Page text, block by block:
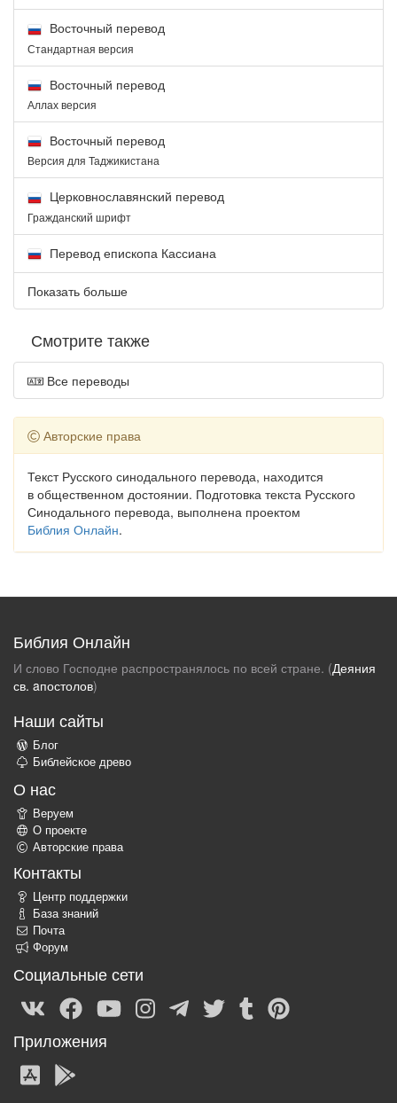
Восточный перевод
Стандартная версия
Восточный перевод
Аллах версия
Восточный перевод
Версия для Таджикистана
Церковнославянский перевод
Гражданский шрифт
Перевод епископа Кассиана
Показать больше
Смотрите также
Все переводы
Авторские права
Текст Русского синодального перевода, находится
в общественном достоянии. Подготовка текста Русского
Синодального перевода, выполнена проектом
Библия Онлайн.
Библия Онлайн
И слово Господне распространялось по всей стране. (Деяния
св. aпостолов)
Наши сайты
Блог
Библейское древо
О нас
Веруем
О проекте
Авторские права
Контакты
Центр поддержки
База знаний
Почта
Форум
Социальные сети
Приложения